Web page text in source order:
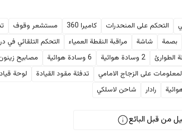
التحكم على المنحدرات كاميرا 360 مستشعر وقوف
بصمة شاشة مراقبة النقطة العمياء
التحكم التلقائي في
الطوارئ 2 وسادة هوائية 6 وسادة هوائية
مصابيح
على الزجاج الامامي تدفئة مقود القيادة لوحة
رادار شاحن لاسلكي
من قبل البائع